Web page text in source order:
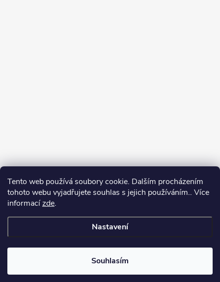
Tento web používá soubory cookie. Dalším procházením
tohoto webu vyjadřujete souhlas s jejich používáním.. Více
informacízde.
Nastavení
Souhlasím
Copyright 2026Můj e-shop. Všechna práva vyhrazena.